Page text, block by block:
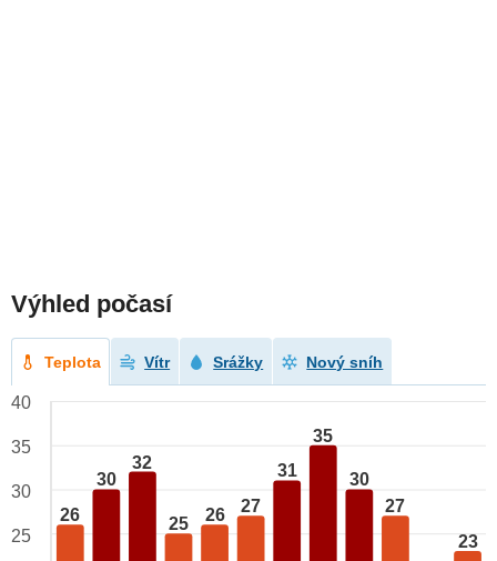
Výhled počasí
Teplota Vítr Srážky Nový sníh
26
30
32
25 26 27
31
35
30
27
23
40
35
30
25